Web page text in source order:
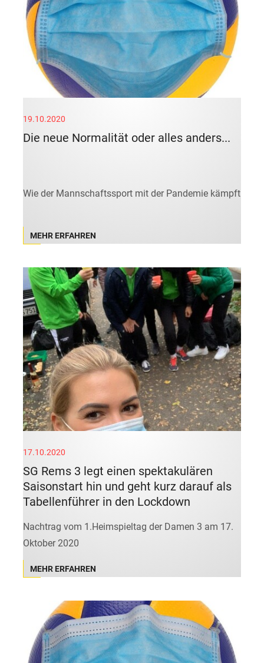
19.10.2020
Die neue Normalität oder alles anders...
Wie der Mannschaftssport mit der Pandemie kämpft
MEHR ERFAHREN
17.10.2020
SG Rems 3 legt einen spektakulären
Saisonstart hin und geht kurz darauf als
Tabellenführer in den Lockdown
Nachtrag vom 1.Heimspieltag der Damen 3 am 17.
Oktober 2020
MEHR ERFAHREN